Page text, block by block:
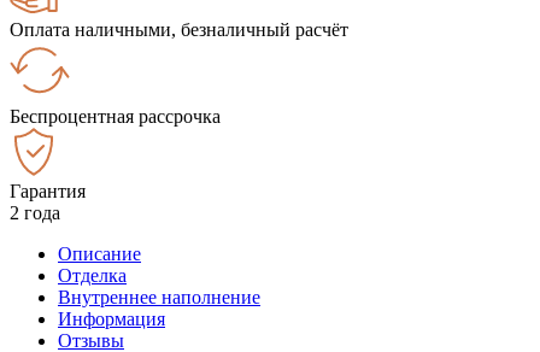
Оплата наличными, безналичный расчёт
Беспроцентная рассрочка
Гарантия
2 года
Описание
Отделка
Внутреннее наполнение
Информация
Отзывы